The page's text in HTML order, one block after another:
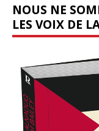
NOUS NE
LES VOIX DE